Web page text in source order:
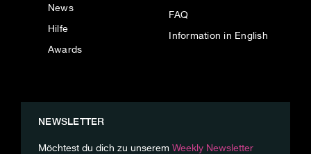
News
Hilfe
Awards
FAQ
Information in English
NEWSLETTER
Möchtest du dich zu unserem Weekly Newsletter